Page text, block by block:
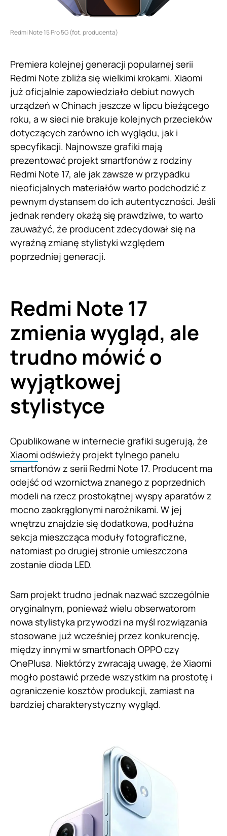
Redmi Note 15 Pro 5G (fot. producenta)
Premiera kolejnej generacji popularnej serii
Redmi Note zbliża się wielkimi krokami. Xiaomi
już oficjalnie zapowiedziało debiut nowych
urządzeń w Chinach jeszcze w lipcu bieżącego
roku, a w sieci nie brakuje kolejnych przecieków
dotyczących zarówno ich wyglądu, jak i
specyfikacji. Najnowsze grafiki mają
prezentować projekt smartfonów z rodziny
Redmi Note 17, ale jak zawsze w przypadku
nieoficjalnych materiałów warto podchodzić z
pewnym dystansem do ich autentyczności. Jeśli
jednak rendery okażą się prawdziwe, to warto
zauważyć, że producent zdecydował się na
wyraźną zmianę stylistyki względem
poprzedniej generacji.
Redmi Note 17
zmienia wygląd, ale
trudno mówić o
wyjątkowej
stylistyce
Opublikowane w internecie grafiki sugerują, że
Xiaomi odświeży projekt tylnego panelu
smartfonów z serii Redmi Note 17. Producent ma
odejść od wzornictwa znanego z poprzednich
modeli na rzecz prostokątnej wyspy aparatów z
mocno zaokrąglonymi narożnikami. W jej
wnętrzu znajdzie się dodatkowa, podłużna
sekcja mieszcząca moduły fotograficzne,
natomiast po drugiej stronie umieszczona
zostanie dioda LED.
Sam projekt trudno jednak nazwać szczególnie
oryginalnym, ponieważ wielu obserwatorom
nowa stylistyka przywodzi na myśl rozwiązania
stosowane już wcześniej przez konkurencję,
między innymi w smartfonach OPPO czy
OnePlusa. Niektórzy zwracają uwagę, że Xiaomi
mogło postawić przede wszystkim na prostotę i
ograniczenie kosztów produkcji, zamiast na
bardziej charakterystyczny wygląd.